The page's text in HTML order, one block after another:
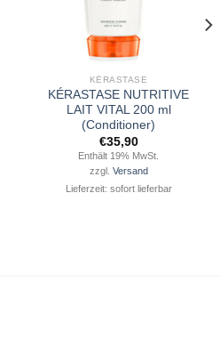
KÉRASTASE
KÉRASTASE NUTRITIVE
LAIT VITAL 200 ml
(Conditioner)
€35,90
Enthält 19% MwSt.
zzgl. Versand
Lieferzeit: sofort lieferbar